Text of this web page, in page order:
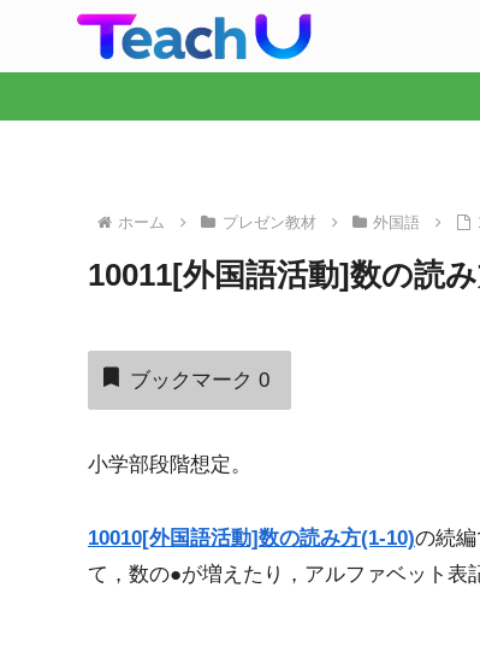
ホーム プレゼン教材 外国語
10011[外国語活動]数の読
ブックマーク 0
小学部段階想定。
10010[外国語活動]数の読み方(1-10)の続
て，数の●が増えたり，アルファベット表